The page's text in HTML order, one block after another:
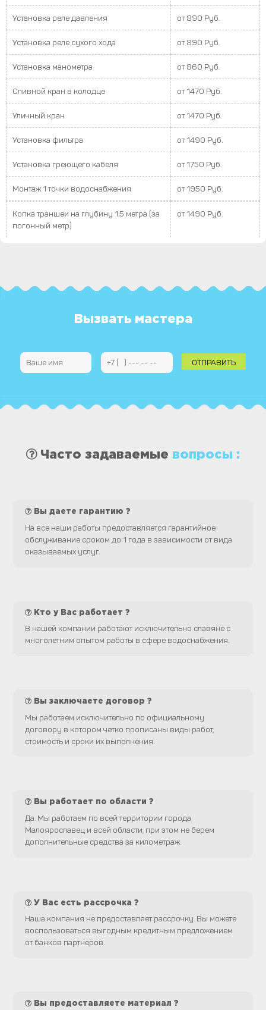
Установка реле давления от 890 Руб.
Установка реле сухого хода от 890 Руб.
Установка манометра от 860 Руб.
Сливной кран в колодце от 1470 Руб.
Уличный кран от 1470 Руб.
Установка фильтра от 1490 Руб.
Установка греющего кабеля от 1750 Руб.
Монтаж 1 точки водоснабжения от 1950 Руб.
Копка траншеи на глубину 1.5 метра (за
погонный метр)
от 1490 Руб.
Вызвать мастера
Часто задаваемые вопросы :
Вы даете гарантию ?
На все наши работы предоставляется гарантийное
обслуживание сроком до 1 года в зависимости от вида
оказываемых услуг.
Кто у Вас работает ?
В нашей компании работают исключительно славяне с
многолетним опытом работы в сфере водоснабжения.
Вы заключаете договор ?
Мы работаем исключительно по официальному
договору в котором четко прописаны виды работ,
стоимость и сроки их выполнения.
Вы работает по области ?
Да. Мы работаем по всей территории города
Малоярославец и всей области, при этом не берем
дополнительные средства за километраж.
У Вас есть рассрочка ?
Наша компания не предоставляет рассрочку. Вы можете
воспользоваться выгодным кредитным предложением
от банков партнеров.
Вы предоставляете материал ?